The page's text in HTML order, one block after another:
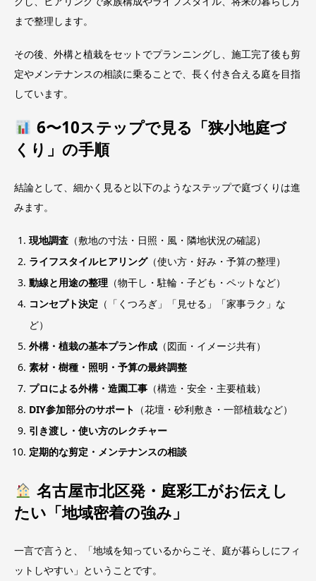
まで整理します。
その後、外構と植栽をセットでプランニングし、施工完了後も剪
定やメンテナンスの相談に乗ることで、長く付き合える庭を目指
しています。
6〜10ステップで見る「狭小地庭づ
くり」の手順
結論として、細かく見ると以下のようなステップで庭づくりは進
みます。
現地調査 （敷地の寸法・日照・風・隣地状況の確認）
ライフスタイルヒアリング（使い方・好み・予算の整理）
動線と用途の整理 （物干し・駐輪・子ども・ペットなど）
コンセプト決定 （「くつろぎ」「見せる」「家事ラク」な
ど）
外構・植栽の基本プラン作成 （図面・イメージ共有）
素材・樹種・照明・予算の最終調整
プロによる外構・造園工事 （構造・安全・主要植栽）
DIY参加部分のサポート （花壇・砂利敷き・一部植栽など）
引き渡し・使い方のレクチャー
定期的な剪定・メンテナンスの相談
名古屋市北区発・庭彩工がお伝えし
たい「地域密着の強み」
一言で言うと、「地域を知っているからこそ、庭が暮らしにフィ
ットしやすい」ということです。